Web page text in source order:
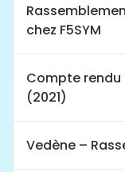
chez F5SYM
Compte rendu
(2021)
Vedène –